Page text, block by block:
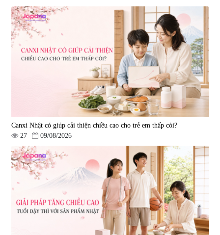
Canxi Nhật có giúp cải thiện chiều cao cho trẻ em thấp còi?
27
09/08/2026